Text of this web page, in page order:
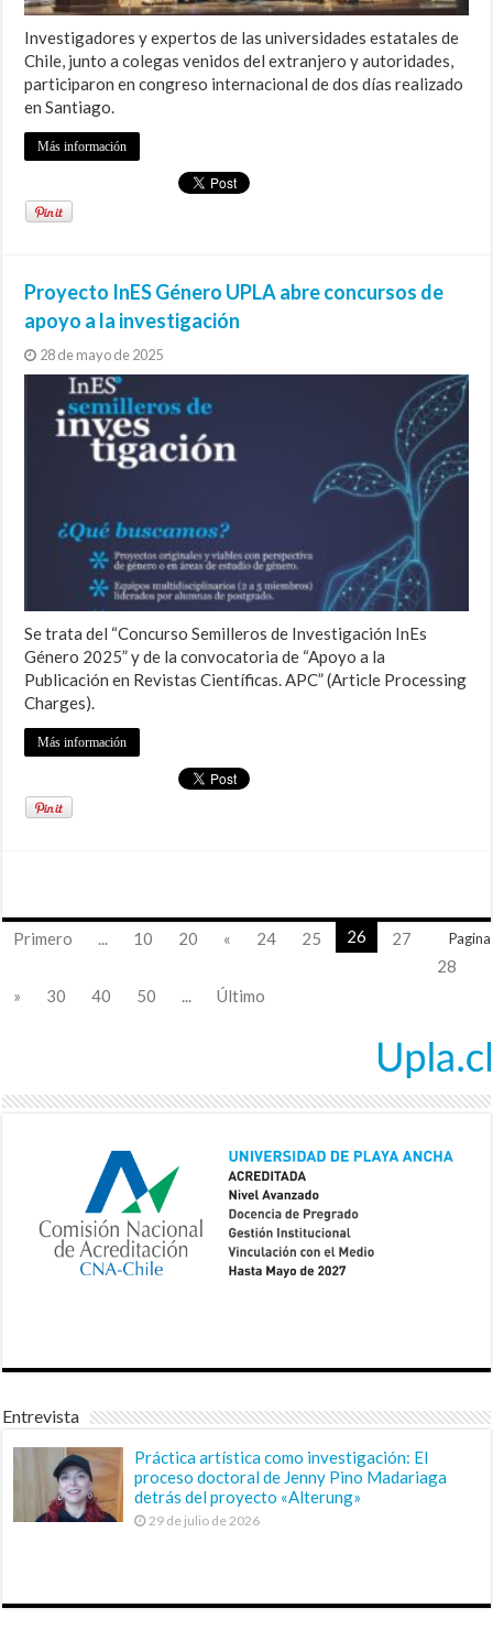
Investigadores y expertos de las universidades estatales de
Chile, junto a colegas venidos del extranjero y autoridades,
participaron en congreso internacional de dos días realizado
en Santiago.
Más información
Proyecto InES Género UPLA abre concursos de
apoyo a la investigación
28 de mayo de 2025
Se trata del “Concurso Semilleros de Investigación InEs
Género 2025” y de la convocatoria de “Apoyo a la
Publicación en Revistas Científicas. APC” (Article Processing
Charges).
Más información
Pagina
Primero ... 10 20 « 24 25 26
27
28
»
30 40 50 ... Último
Entrevista
Práctica artística como investigación: El
proceso doctoral de Jenny Pino Madariaga
detrás del proyecto «Alterung»
29 de julio de 2026